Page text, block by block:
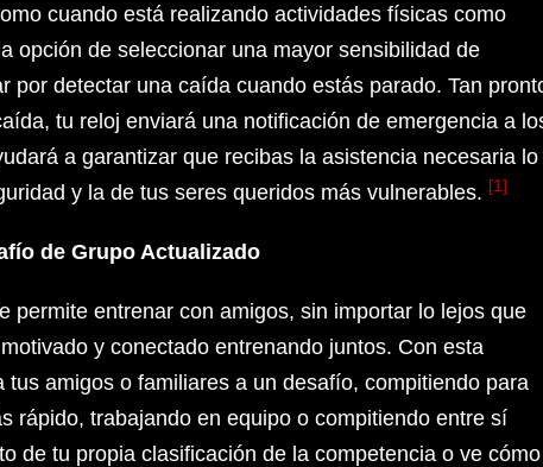
cuando está realizando actividades físicas como
opción de seleccionar una mayor sensibilidad de
por detectar una caída cuando estás parado. Tan
tu reloj enviará una notificación de emergencia a
a garantizar que recibas la asistencia necesaria lo
y la de tus seres queridos más vulnerables. [1]
de Grupo Actualizado
permite entrenar con amigos, sin importar lo lejos que
y conectado entrenando juntos. Con esta
amigos o familiares a un desafío, compitiendo para
rápido, trabajando en equipo o compitiendo entre sí
de tu propia clasificación de la competencia o ve cómo